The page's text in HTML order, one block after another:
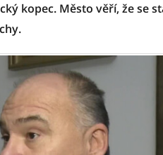
kopec. Město věří, že se